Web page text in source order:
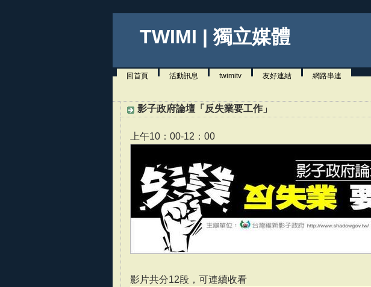
TWIMI | 獨立媒體
回首頁 活動訊息 twimitv 友好連結 網路串連
影子政府論壇「反失業要工作」
上午10：00-12：00
影片共分12段，可連續收看